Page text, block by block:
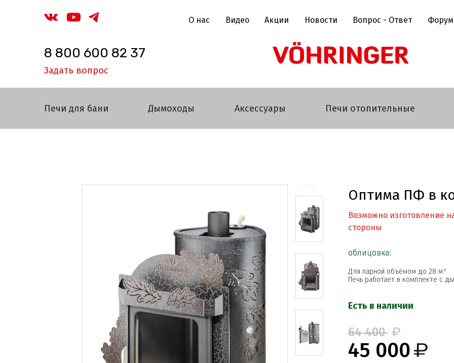
8 800 600 82 37
Задать вопрос
О нас Видео Акции Новости Вопрос - Ответ
Печи для бани Дымоходы Аксессуары Печи отопительные
Оптима ПФ в
Возможно изготовление
стороны
облицовка:
Для парной объёмом до 28 м³
Печь работает в комплекте с
Есть в наличии
64 400
45 000